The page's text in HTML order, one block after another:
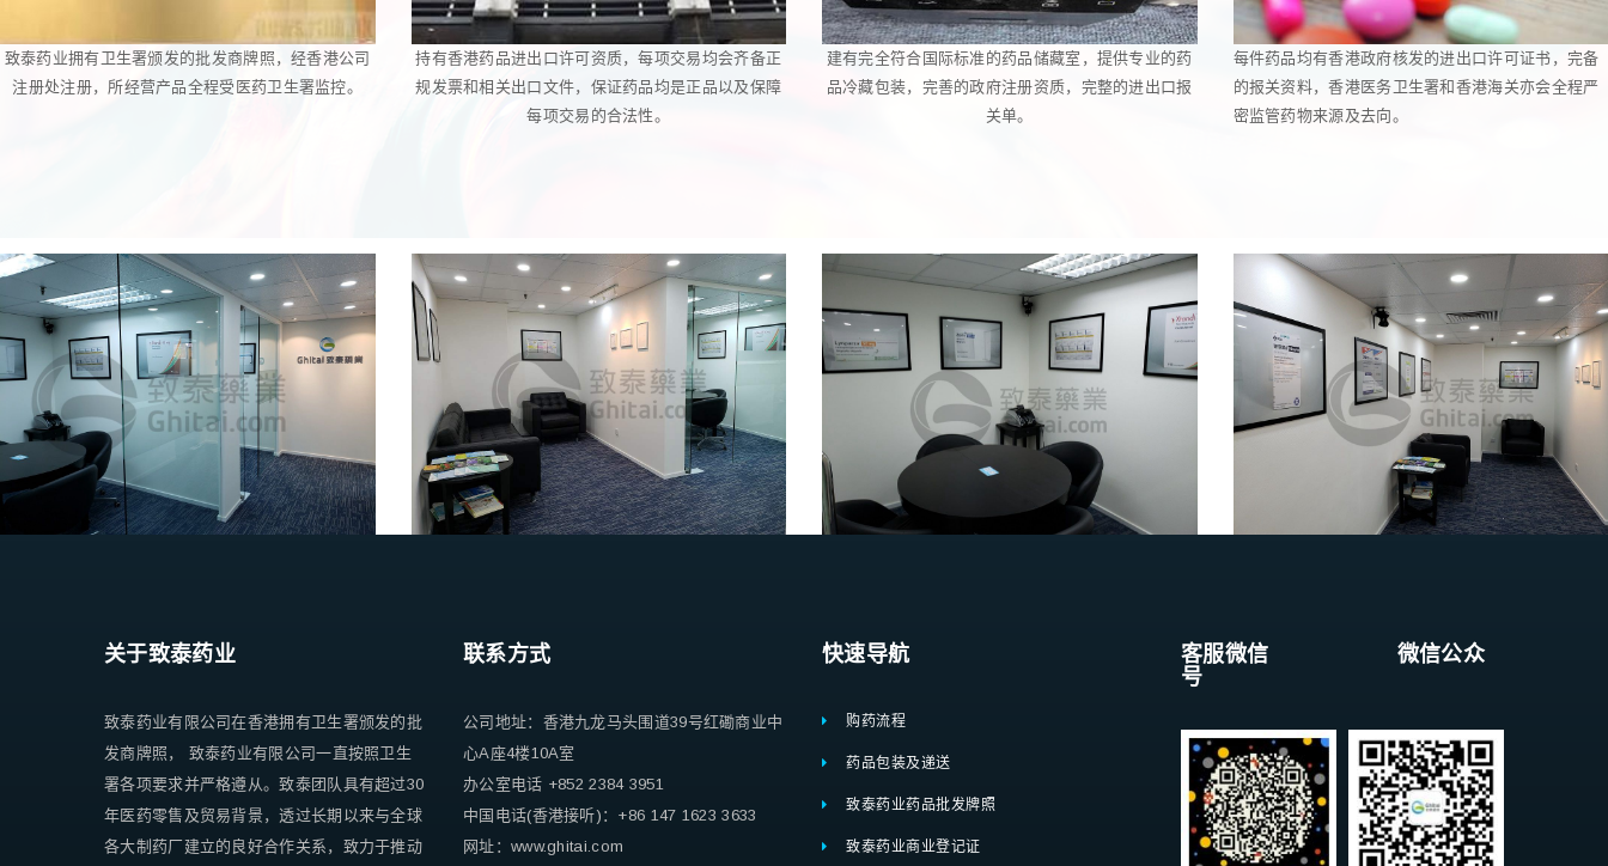
致泰药业拥有卫生署颁发的批发商牌照，经香港公司
注册处注册，所经营产品全程受医药卫生署监控。
持有香港药品进出口许可资质，每项交易均会齐备正
规发票和相关出口文件，保证药品均是正品以及保障
每项交易的合法性。
建有完全符合国际标准的药品储藏室，提供专业的药
品冷藏包装，完善的政府注册资质，完整的进出口报
关单。
每件药品均有香港政府核发的进出口许可证书，完备
的报关资料，香港医务卫生署和香港海关亦会全程严
密监管药物来源及去向。
关于致泰药业
致泰药业有限公司在香港拥有卫生署颁发的批
发商牌照， 致泰药业有限公司一直按照卫生
署各项要求并严格遵从。致泰团队具有超过30
年医药零售及贸易背景，透过长期以来与全球
各大制药厂建立的良好合作关系，致力于推动
联系方式
公司地址：香港九龙马头围道39号红磡商业中
心A座4楼10A室
办公室电话 +852 2384 3951
中国电话(香港接听)：+86 147 1623 3633
网址：www.ghitai.com
快速导航
购药流程
药品包装及递送
致泰药业药品批发牌照
致泰药业商业登记证
客服微信 微信公众
号